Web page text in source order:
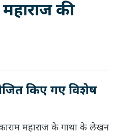
की
किए गए विशेष
महाराज के गाथा के लेखन